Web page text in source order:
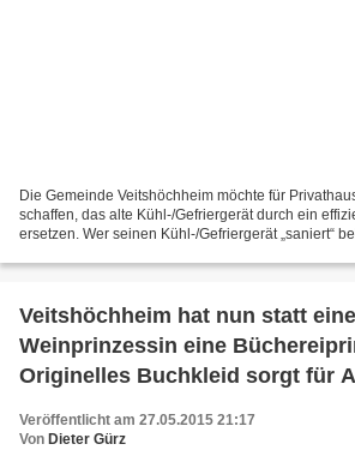
Die Gemeinde Veitshöchheim möchte für
schaffen, das alte Kühl-/Gefriergerät durch ein
ersetzen. Wer seinen Kühl-/Gefriergerät „saniert“
Veitshöchheim hat nun statt
Weinprinzessin eine
Originelles Buchkleid sorgt für
Veröffentlicht am 27.05.2015 21:17
Von Dieter Gürz